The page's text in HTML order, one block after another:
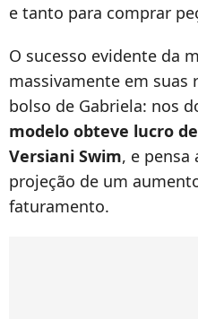
e tanto para comprar
O sucesso evidente da
massivamente em suas
bolso de Gabriela: nos
modelo obteve lucro
Versiani Swim, e pensa
projeção de um
faturamento.